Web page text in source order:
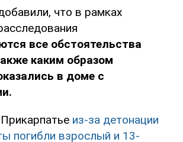
что в рамках
все обстоятельства
каким образом
в доме с
из-за детонации
погибли взрослый и 13-